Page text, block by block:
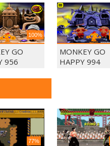
100%
GO
956
MONKEY GO
HAPPY 994
77%